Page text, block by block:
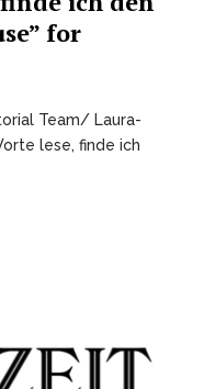
for
Team/ Laura-
lese, finde ich